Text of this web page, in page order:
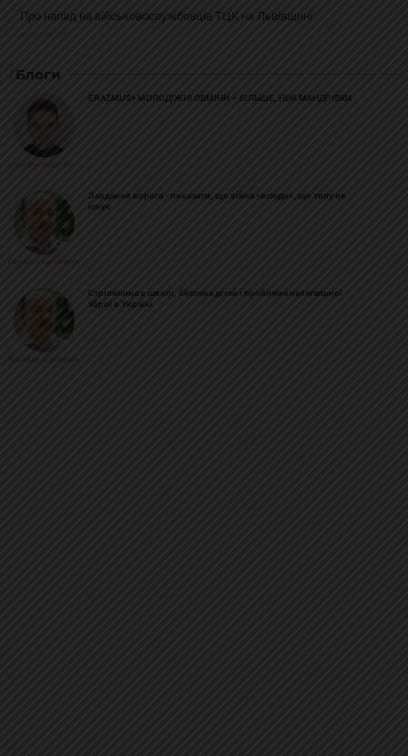
Про напад на військовослужбовців ТЦК на Львівщині
Блоги
Богдан Козійчук
ERAZMUS+ МОЛОДІЖНІ ОБМІНИ – БІЛЬШЕ, НІЖ МАНДРІВКИ
Михайло Цимбалюк
Завдання ворога - показати, що війна «всюди», що тилу не
існує
Михайло Цимбалюк
Стрілянина в школі, безпека дітей і проблема нелегальної
зброї в Україні